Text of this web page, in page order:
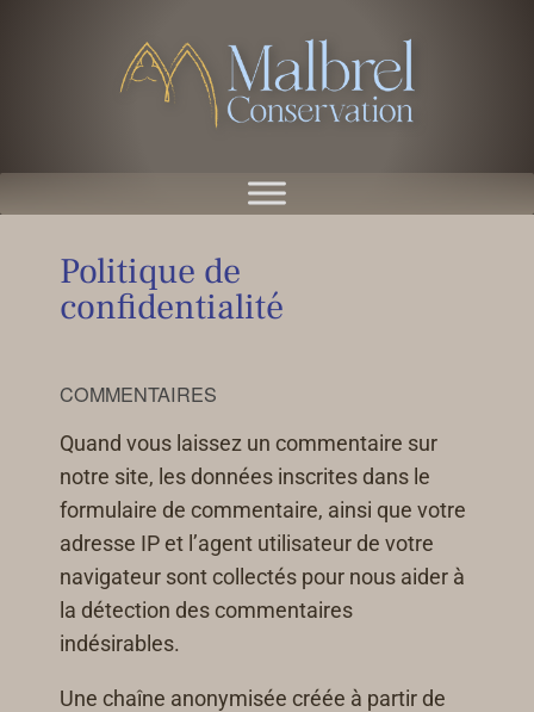
Politique de
confidentialité
COMMENTAIRES
Quand vous laissez un commentaire sur
notre site, les données inscrites dans le
formulaire de commentaire, ainsi que votre
adresse IP et l’agent utilisateur de votre
navigateur sont collectés pour nous aider à
la détection des commentaires
indésirables.
Une chaîne anonymisée créée à partir de